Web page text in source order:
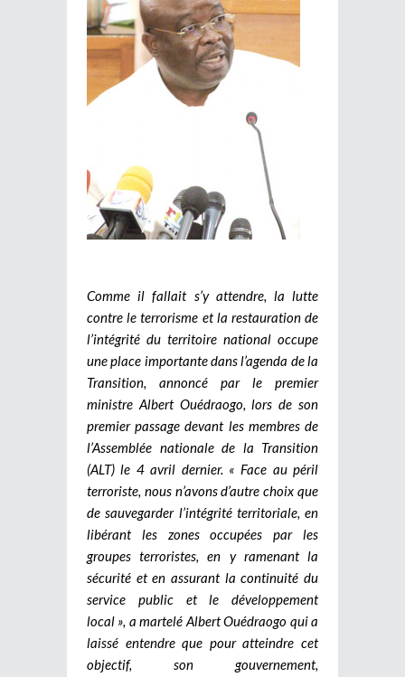
Comme il fallait s’y attendre, la lutte
contre le terrorisme et la restauration de
l’intégrité du territoire national occupe
une place importante dans l’agenda de la
Transition, annoncé par le premier
ministre Albert Ouédraogo, lors de son
premier passage devant les membres de
l’Assemblée nationale de la Transition
(ALT) le 4 avril dernier. « Face au péril
terroriste, nous n’avons d’autre choix que
de sauvegarder l’intégrité territoriale, en
libérant les zones occupées par les
groupes terroristes, en y ramenant la
sécurité et en assurant la continuité du
service public et le développement
local », a martelé Albert Ouédraogo qui a
laissé entendre que pour atteindre cet
objectif, son gouvernement,